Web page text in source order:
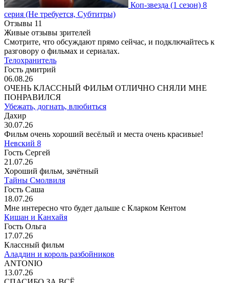
Коп-звезда (1 сезон) 8
серия (Не требуется, Субтитры)
Отзывы 11
Живые отзывы зрителей
Смотрите, что обсуждают прямо сейчас, и подключайтесь к
разговору о фильмах и сериалах.
Телохранитель
Гость дмитрий
06.08.26
ОЧЕНЬ КЛАССНЫЙ ФИЛЬМ ОТЛИЧНО СНЯЛИ МНЕ
ПОНРАВИЛСЯ
Убежать, догнать, влюбиться
Дахир
30.07.26
Фильм очень хороший весёлый и места очень красивые!
Невский 8
Гость Сергей
21.07.26
Хороший фильм, зачётный
Тайны Смолвиля
Гость Саша
18.07.26
Мне интересно что будет дальше с Кларком Кентом
Кишан и Канхайя
Гость Ольга
17.07.26
Классный фильм
Аладдин и король разбойников
ANTONIO
13.07.26